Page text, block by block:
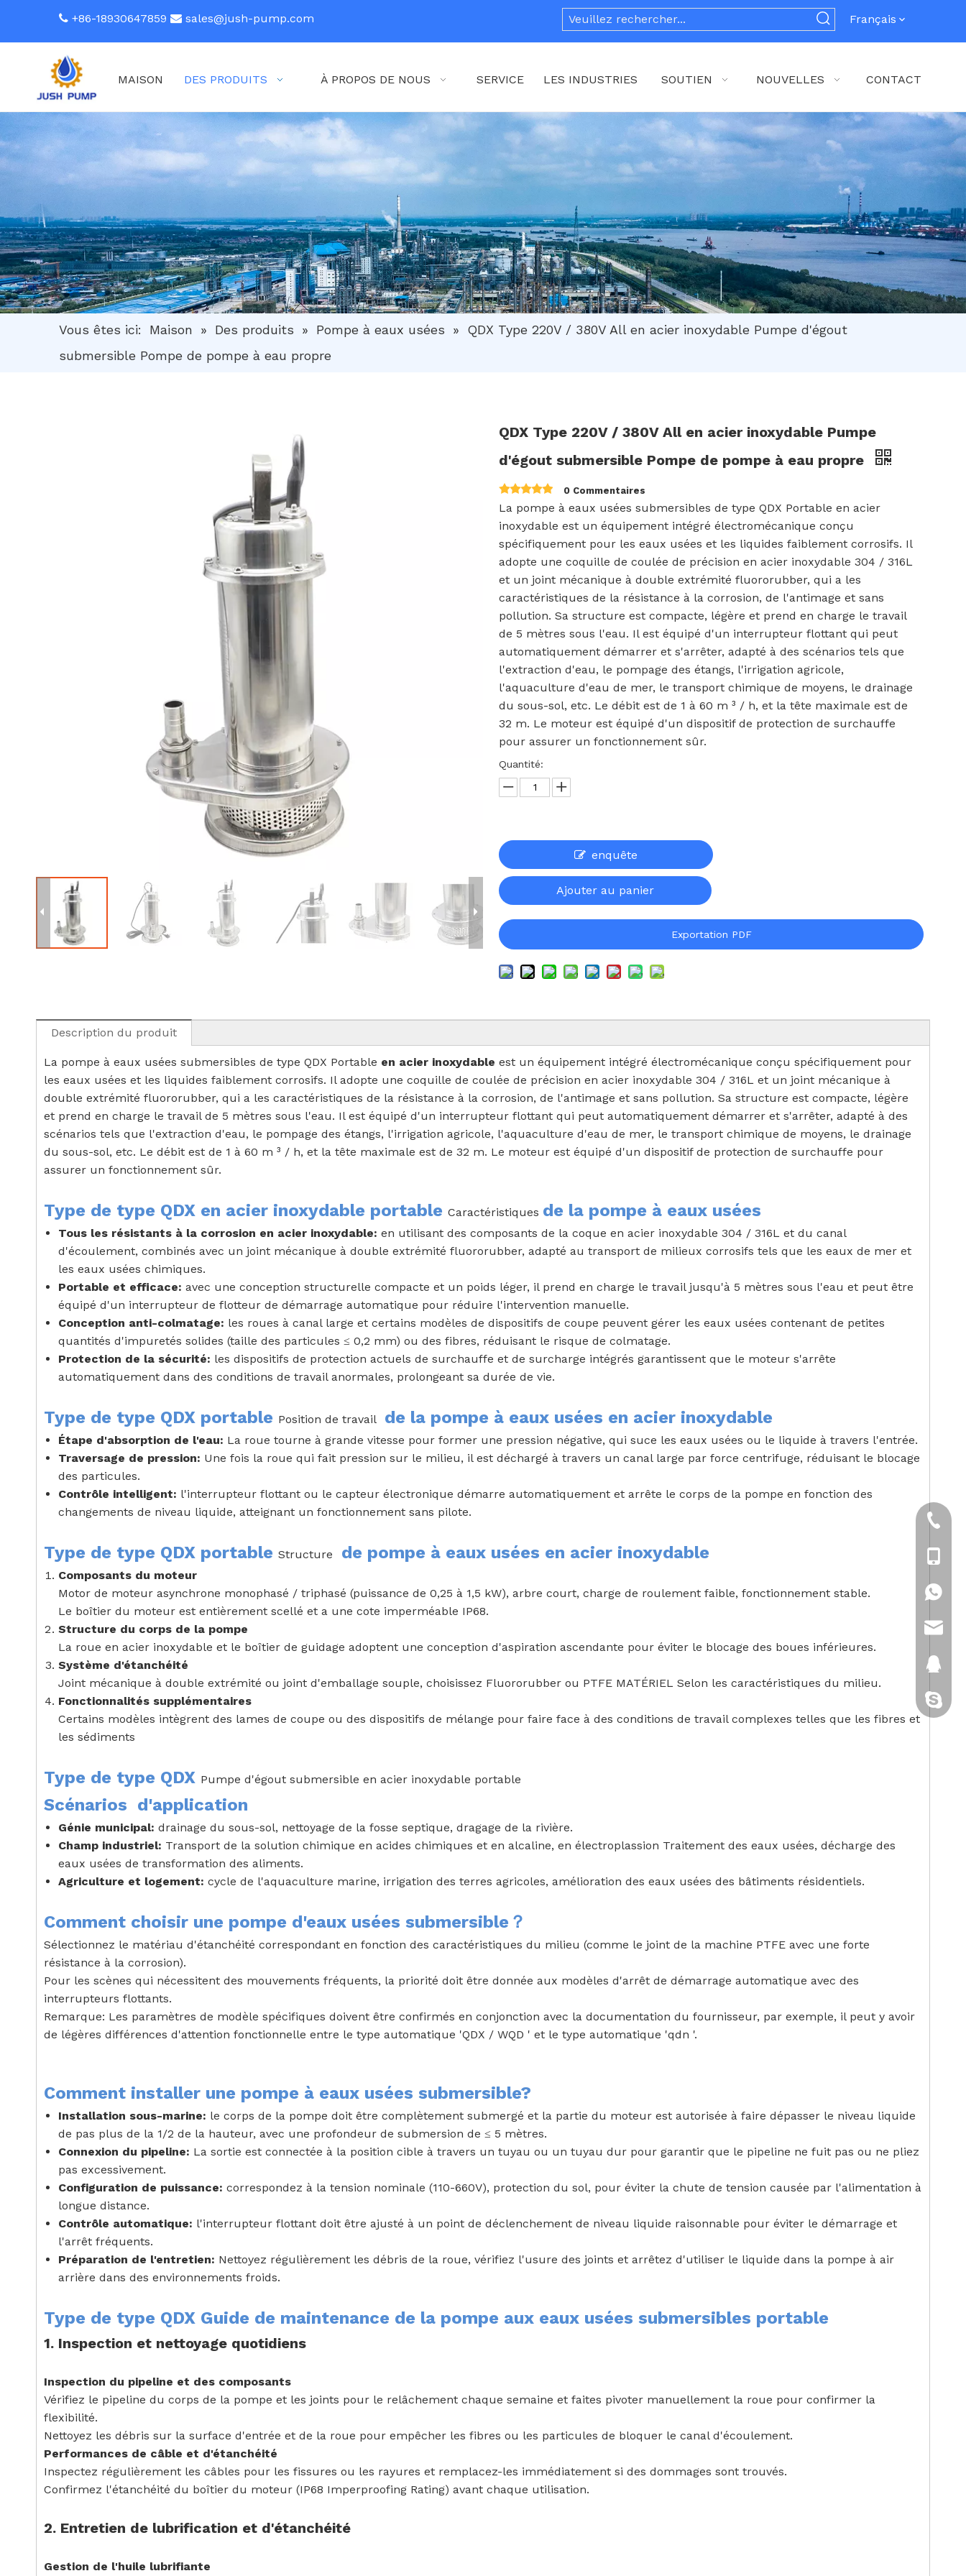
 +86-18930647859  sales@jush-pump.com Français
MAISON DES PRODUITS À PROPOS DE NOUS SERVICE LES INDUSTRIES SOUTIEN NOUVELLES CONTACT
Vous êtes ici: Maison » Des produits » Pompe à eaux usées »
QDX Type 220V / 380V All en acier inoxydable Pumpe d'égout
submersible Pompe de pompe à eau propre
QDX Type 220V / 380V All en acier inoxydable Pumpe
d'égout submersible Pompe de pompe à eau propre
0 Commentaires
La pompe à eaux usées submersibles de type QDX Portable en acier
inoxydable est un équipement intégré électromécanique conçu
spécifiquement pour les eaux usées et les liquides faiblement corrosifs. Il
adopte une coquille de coulée de précision en acier inoxydable 304 / 316L
et un joint mécanique à double extrémité fluororubber, qui a les
caractéristiques de la résistance à la corrosion, de l'antimage et sans
pollution. Sa structure est compacte, légère et prend en charge le travail
de 5 mètres sous l'eau. Il est équipé d'un interrupteur flottant qui peut
automatiquement démarrer et s'arrêter, adapté à des scénarios tels que
l'extraction d'eau, le pompage des étangs, l'irrigation agricole,
l'aquaculture d'eau de mer, le transport chimique de moyens, le drainage
du sous-sol, etc. Le débit est de 1 à 60 m ³ / h, et la tête maximale est de
32 m. Le moteur est équipé d'un dispositif de protection de surchauffe
pour assurer un fonctionnement sûr.
Quantité:
enquête
Ajouter au panier
Exportation PDF
Description du produit
La pompe à eaux usées submersibles de type QDX Portable en acier inoxydable est un équipement intégré électromécanique conçu spécifiquement pour
les eaux usées et les liquides faiblement corrosifs. Il adopte une coquille de coulée de précision en acier inoxydable 304 / 316L et un joint mécanique à
double extrémité fluororubber, qui a les caractéristiques de la résistance à la corrosion, de l'antimage et sans pollution. Sa structure est compacte, légère
et prend en charge le travail de 5 mètres sous l'eau. Il est équipé d'un interrupteur flottant qui peut automatiquement démarrer et s'arrêter, adapté à des
scénarios tels que l'extraction d'eau, le pompage des étangs, l'irrigation agricole, l'aquaculture d'eau de mer, le transport chimique de moyens, le drainage
du sous-sol, etc. Le débit est de 1 à 60 m ³ / h, et la tête maximale est de 32 m. Le moteur est équipé d'un dispositif de protection de surchauffe pour
assurer un fonctionnement sûr.
Type de type QDX en acier inoxydable portable Caractéristiques de la pompe à eaux usées
Tous les résistants à la corrosion en acier inoxydable: en utilisant des composants de la coque en acier inoxydable 304 / 316L et du canal
d'écoulement, combinés avec un joint mécanique à double extrémité fluororubber, adapté au transport de milieux corrosifs tels que les eaux de mer et
les eaux usées chimiques.
Portable et efficace: avec une conception structurelle compacte et un poids léger, il prend en charge le travail jusqu'à 5 mètres sous l'eau et peut être
équipé d'un interrupteur de flotteur de démarrage automatique pour réduire l'intervention manuelle.
Conception anti-colmatage: les roues à canal large et certains modèles de dispositifs de coupe peuvent gérer les eaux usées contenant de petites
quantités d'impuretés solides (taille des particules ≤ 0,2 mm) ou des fibres, réduisant le risque de colmatage.
Protection de la sécurité: les dispositifs de protection actuels de surchauffe et de surcharge intégrés garantissent que le moteur s'arrête
automatiquement dans des conditions de travail anormales, prolongeant sa durée de vie.
Type de type QDX portable Position de travail de la pompe à eaux usées en acier inoxydable
Étape d'absorption de l'eau: La roue tourne à grande vitesse pour former une pression négative, qui suce les eaux usées ou le liquide à travers l'entrée.
Traversage de pression: Une fois la roue qui fait pression sur le milieu, il est déchargé à travers un canal large par force centrifuge, réduisant le blocage
des particules.
Contrôle intelligent: l'interrupteur flottant ou le capteur électronique démarre automatiquement et arrête le corps de la pompe en fonction des
changements de niveau liquide, atteignant un fonctionnement sans pilote.
Type de type QDX portable Structure de pompe à eaux usées en acier inoxydable
Composants du moteur
Motor de moteur asynchrone monophasé / triphasé (puissance de 0,25 à 1,5 kW), arbre court, charge de roulement faible, fonctionnement stable.
Le boîtier du moteur est entièrement scellé et a une cote imperméable IP68.
Structure du corps de la pompe
La roue en acier inoxydable et le boîtier de guidage adoptent une conception d'aspiration ascendante pour éviter le blocage des boues inférieures.
Système d'étanchéité
Joint mécanique à double extrémité ou joint d'emballage souple, choisissez Fluororubber ou PTFE MATÉRIEL Selon les caractéristiques du milieu.
Fonctionnalités supplémentaires
Certains modèles intègrent des lames de coupe ou des dispositifs de mélange pour faire face à des conditions de travail complexes telles que les fibres et
les sédiments
Type de type QDX Pumpe d'égout submersible en acier inoxydable portable
Scénarios d'application
Génie municipal: drainage du sous-sol, nettoyage de la fosse septique, dragage de la rivière.
Champ industriel: Transport de la solution chimique en acides chimiques et en alcaline, en électroplassion Traitement des eaux usées, décharge des
eaux usées de transformation des aliments.
Agriculture et logement: cycle de l'aquaculture marine, irrigation des terres agricoles, amélioration des eaux usées des bâtiments résidentiels.
Comment choisir une pompe d'eaux usées submersible？
Sélectionnez le matériau d'étanchéité correspondant en fonction des caractéristiques du milieu (comme le joint de la machine PTFE avec une forte
résistance à la corrosion).
Pour les scènes qui nécessitent des mouvements fréquents, la priorité doit être donnée aux modèles d'arrêt de démarrage automatique avec des
interrupteurs flottants.
Remarque: Les paramètres de modèle spécifiques doivent être confirmés en conjonction avec la documentation du fournisseur, par exemple, il peut y avoir
de légères différences d'attention fonctionnelle entre le type automatique 'QDX / WQD ' et le type automatique 'qdn '.
Comment installer une pompe à eaux usées submersible?
Installation sous-marine: le corps de la pompe doit être complètement submergé et la partie du moteur est autorisée à faire dépasser le niveau liquide
de pas plus de la 1/2 de la hauteur, avec une profondeur de submersion de ≤ 5 mètres.
Connexion du pipeline: La sortie est connectée à la position cible à travers un tuyau ou un tuyau dur pour garantir que le pipeline ne fuit pas ou ne pliez
pas excessivement.
Configuration de puissance: correspondez à la tension nominale (110-660V), protection du sol, pour éviter la chute de tension causée par l'alimentation à
longue distance.
Contrôle automatique: l'interrupteur flottant doit être ajusté à un point de déclenchement de niveau liquide raisonnable pour éviter le démarrage et
l'arrêt fréquents.
Préparation de l'entretien: Nettoyez régulièrement les débris de la roue, vérifiez l'usure des joints et arrêtez d'utiliser le liquide dans la pompe à air
arrière dans des environnements froids.
Type de type QDX Guide de maintenance de la pompe aux eaux usées submersibles portable
1. Inspection et nettoyage quotidiens
Inspection du pipeline et des composants
Vérifiez le pipeline du corps de la pompe et les joints pour le relâchement chaque semaine et faites pivoter manuellement la roue pour confirmer la
flexibilité.
Nettoyez les débris sur la surface d'entrée et de la roue pour empêcher les fibres ou les particules de bloquer le canal d'écoulement.
Performances de câble et d'étanchéité
Inspectez régulièrement les câbles pour les fissures ou les rayures et remplacez-les immédiatement si des dommages sont trouvés.
Confirmez l'étanchéité du boîtier du moteur (IP68 Imperproofing Rating) avant chaque utilisation.
2. Entretien de lubrification et d'étanchéité
Gestion de l'huile lubrifiante
+86-
+86-
cixi-kitty